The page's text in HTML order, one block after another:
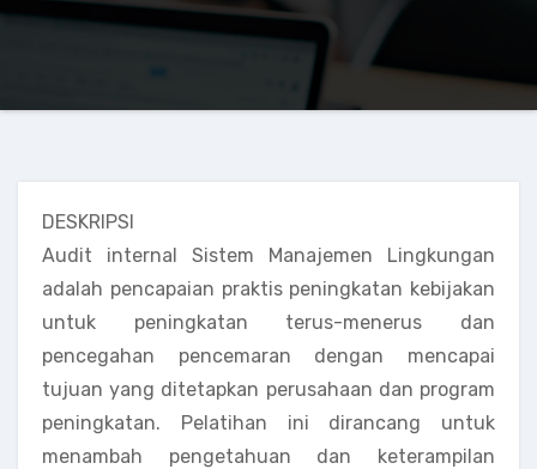
DESKRIPSI
Audit internal Sistem Manajemen Lingkungan
adalah pencapaian praktis peningkatan kebijakan
untuk peningkatan terus-menerus dan
pencegahan pencemaran dengan mencapai
tujuan yang ditetapkan perusahaan dan program
peningkatan. Pelatihan ini dirancang untuk
menambah pengetahuan dan keterampilan